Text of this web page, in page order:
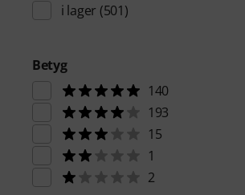
i lager (501)
Betyg
140
193
15
1
2